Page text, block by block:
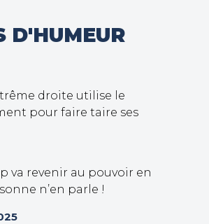
D'HUMEUR
droite utilise le
pour faire taire ses
va revenir au pouvoir en
n’en parle !